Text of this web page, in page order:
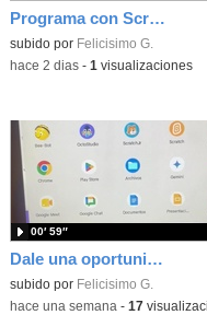
Programa con Scratch juegos con los partidos del mundial 2026 ganados por España
Contenido educativo.
subido por Felicisimo G.
-hace 2 dias- 1 visualizaciones
Dale una oportunidad a los Chromebooks y utiliza un proyector para realizar talleres si no tienes pantallas táctiles
Contenido educativo.
subido por Felicisimo G.
00′ 59″
-hace una semana - 17